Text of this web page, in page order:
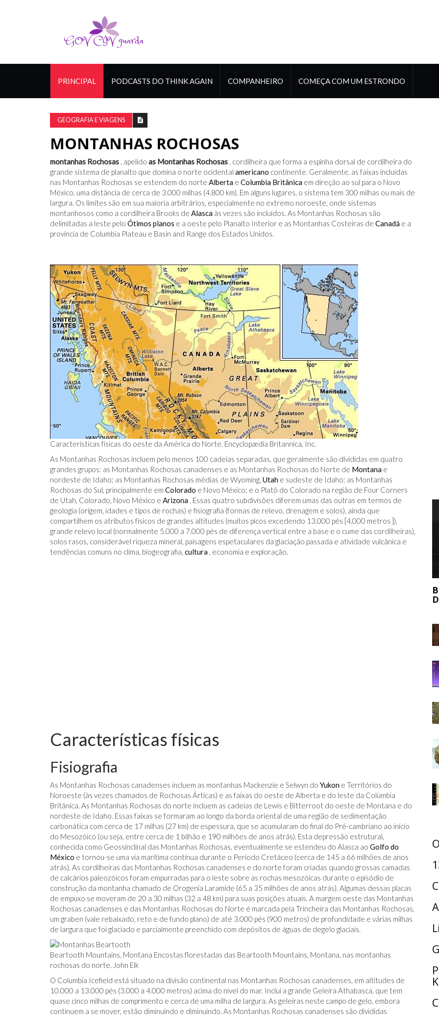
PRINCIPAL PODCASTS DO THINK AGAIN COMPANHEIRO COMEÇA COM UM ESTRONDO
GEOGRAFIA E VIAGENS
MONTANHAS ROCHOSAS
montanhas Rochosas , apelido as Montanhas Rochosas , cordilheira que forma a espinha dorsal de cordilheira do
grande sistema de planalto que domina o norte ocidental americano continente. Geralmente, as faixas incluídas
nas Montanhas Rochosas se estendem do norte Alberta e Columbia Britânica em direção ao sul para o Novo
México, uma distância de cerca de 3.000 milhas (4.800 km). Em alguns lugares, o sistema tem 300 milhas ou mais de
largura. Os limites são em sua maioria arbitrários, especialmente no extremo noroeste, onde sistemas
montanhosos como a cordilheira Brooks de Alasca às vezes são incluídos. As Montanhas Rochosas são
delimitadas a leste pelo Ótimos planos e a oeste pelo Planalto Interior e as Montanhas Costeiras de Canadá e a
província de Columbia Plateau e Basin and Range dos Estados Unidos.
Características físicas do oeste da América do Norte. Encyclopædia Britannica, Inc.
As Montanhas Rochosas incluem pelo menos 100 cadeias separadas, que geralmente são divididas em quatro
grandes grupos: as Montanhas Rochosas canadenses e as Montanhas Rochosas do Norte de Montana e
nordeste de Idaho; as Montanhas Rochosas médias de Wyoming, Utah e sudeste de Idaho; as Montanhas
Rochosas do Sul, principalmente em Colorado e Novo México; e o Platô do Colorado na região de Four Corners
de Utah, Colorado, Novo México e Arizona . Essas quatro subdivisões diferem umas das outras em termos de
geologia (origem, idades e tipos de rochas) e fisiografia (formas de relevo, drenagem e solos), ainda que
compartilhem os atributos físicos de grandes altitudes (muitos picos excedendo 13.000 pés [4.000 metros ]),
grande relevo local (normalmente 5.000 a 7.000 pés de diferença vertical entre a base e o cume das cordilheiras),
solos rasos, considerável riqueza mineral, paisagens espetaculares da glaciação passada e atividade vulcânica e
tendências comuns no clima, biogeografia, cultura , economia e exploração.
Características físicas
Fisiografia
As Montanhas Rochosas canadenses incluem as montanhas Mackenzie e Selwyn do Yukon e Territórios do
Noroeste (às vezes chamados de Rochosas Árticas) e as faixas do oeste de Alberta e do leste da Colúmbia
Britânica. As Montanhas Rochosas do norte incluem as cadeias de Lewis e Bitterroot do oeste de Montana e do
nordeste de Idaho. Essas faixas se formaram ao longo da borda oriental de uma região de sedimentação
carbonática com cerca de 17 milhas (27 km) de espessura, que se acumularam do final do Pré-cambriano ao início
do Mesozóico (ou seja, entre cerca de 1 bilhão e 190 milhões de anos atrás). Esta depressão estrutural,
conhecida como Geossinclinal das Montanhas Rochosas, eventualmente se estendeu do Alasca ao Golfo do
México e tornou-se uma via marítima contínua durante o Período Cretáceo (cerca de 145 a 66 milhões de anos
atrás). As cordilheiras das Montanhas Rochosas canadenses e do norte foram criadas quando grossas camadas
de calcários paleozóicos foram empurradas para o leste sobre as rochas mesozóicas durante o episódio de
construção da montanha chamado de Orogenia Laramide (65 a 35 milhões de anos atrás). Algumas dessas placas
de empuxo se moveram de 20 a 30 milhas (32 a 48 km) para suas posições atuais. A margem oeste das Montanhas
Rochosas canadenses e das Montanhas Rochosas do Norte é marcada pela Trincheira das Montanhas Rochosas,
um graben (vale rebaixado, reto e de fundo plano) de até 3.000 pés (900 metros) de profundidade e várias milhas
de largura que foi glaciado e parcialmente preenchido com depósitos de águas de degelo glaciais.
Beartooth Mountains, Montana Encostas florestadas das Beartooth Mountains, Montana, nas montanhas
rochosas do norte. John Elk
O Columbia Icefield está situado na divisão continental nas Montanhas Rochosas canadenses, em altitudes de
10.000 a 13.000 pés (3.000 a 4.000 metros) acima do nível do mar. Inclui a grande Geleira Athabasca, que tem
quase cinco milhas de comprimento e cerca de uma milha de largura. As geleiras neste campo de gelo, embora
continuem a se mover, estão diminuindo e diminuindo. As Montanhas Rochosas canadenses são divididas
NO FACEBOOK
- PARA
O TRUQUE ANTICÂNCER DOS
ELEFANTES É DESCOBERTO